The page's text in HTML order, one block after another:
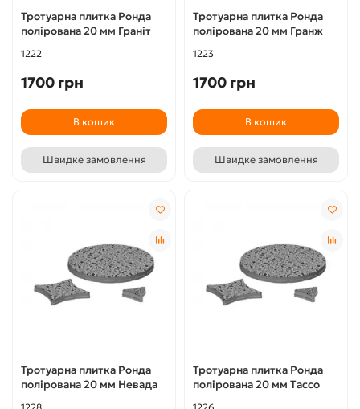
Тротуарна плитка Ронда
полірована 20 мм Граніт
1222
1700 грн
В кошик
Швидке замовлення
Тротуарна плитка Ронда
полірована 20 мм Гранж
1223
1700 грн
В кошик
Швидке замовлення
Тротуарна плитка Ронда
полірована 20 мм Невада
Тротуарна плитка Ронда
полірована 20 мм Тассо